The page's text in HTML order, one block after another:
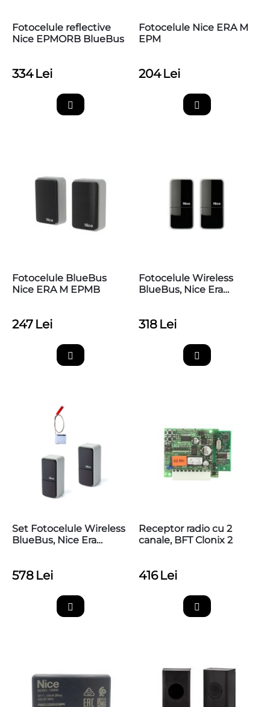
Fotocelule reflective
Nice EPMORB BlueBus
334 Lei
Fotocelule Nice ERA M
EPM
204 Lei
Fotocelule BlueBus
Nice ERA M EPMB
247 Lei
Fotocelule Wireless
BlueBus, Nice Era
318 Lei
Set Fotocelule Wireless
BlueBus, Nice Era
578 Lei
Receptor radio cu 2
canale, BFT Clonix 2
416 Lei